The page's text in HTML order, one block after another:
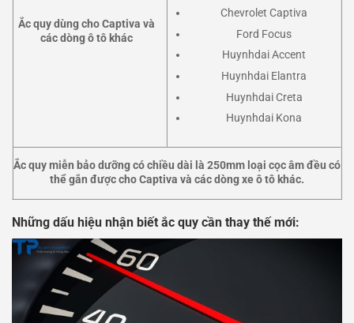
Ắc quydùng cho Captiva và
các dòng ô tô khác
Chevrolet Captiva
Ford Focus
Huynhdai Accent
Huynhdai Elantra
Huynhdai Creta
Huynhdai Kona
Ắc quymiễn bảo dưỡngcó chiều dài là 250mm loại cọc âm đều có
thể gắn được cho Captiva và các dòng xe ô tô khác.
Những dấu hiệu nhận biết ắc quy cần thay thế mới: